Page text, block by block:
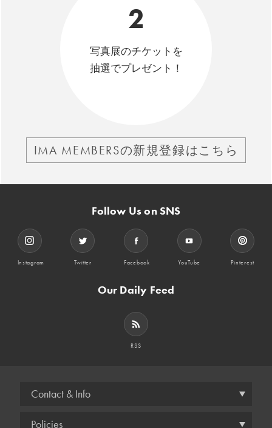
2
写真展のチケットを
抽選でプレゼント！
IMA MEMBERSの新規登録はこちら
Follow Us on SNS
Instagram Twitter Facebook YouTube Pinterest
Our Daily Feed
RSS
Contact & Info
Policies